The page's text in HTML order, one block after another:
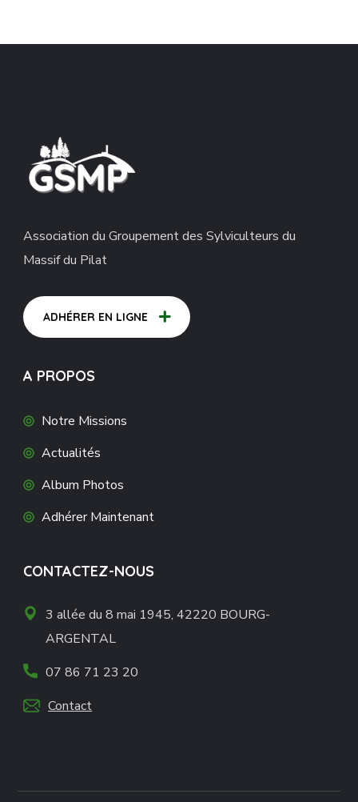
Association du Groupement des Sylviculteurs du
Massif du Pilat
ADHÉRER EN LIGNE
A PROPOS
Notre Missions
Actualités
Album Photos
Adhérer Maintenant
CONTACTEZ-NOUS
3 allée du 8 mai 1945, 42220 BOURG-
ARGENTAL
07 86 71 23 20
Contact